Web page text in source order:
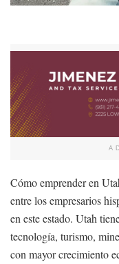
Cómo emprender en
entre los empresarios
en este estado. Utah
tecnología, turismo,
con mayor crecimiento